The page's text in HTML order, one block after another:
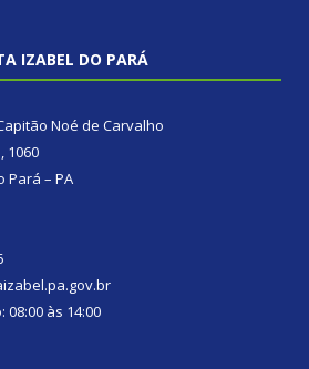
IZABEL DO PARÁ
Noé de Carvalho
1060
Pará – PA
às 14:00